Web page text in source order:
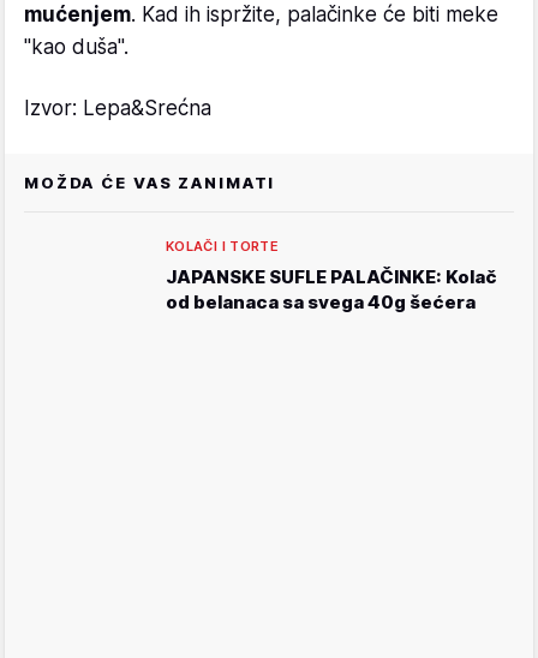
mućenjem. Kad ih ispržite, palačinke će biti meke
"kao duša".
Izvor: Lepa&Srećna
MOŽDA ĆE VAS ZANIMATI
KOLAČI I TORTE
JAPANSKE SUFLE PALAČINKE: Kolač
od belanaca sa svega 40g šećera